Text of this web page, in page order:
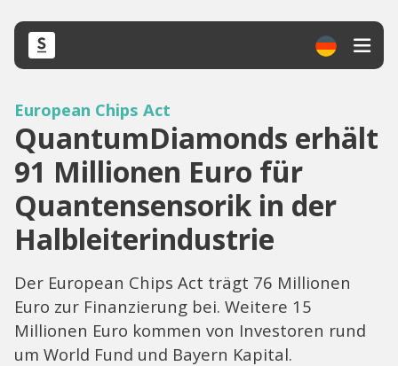
European Chips Act
QuantumDiamonds erhält
91 Millionen Euro für
Quantensensorik in der
Halbleiterindustrie
Der European Chips Act trägt 76 Millionen
Euro zur Finanzierung bei. Weitere 15
Millionen Euro kommen von Investoren rund
um World Fund und Bayern Kapital.